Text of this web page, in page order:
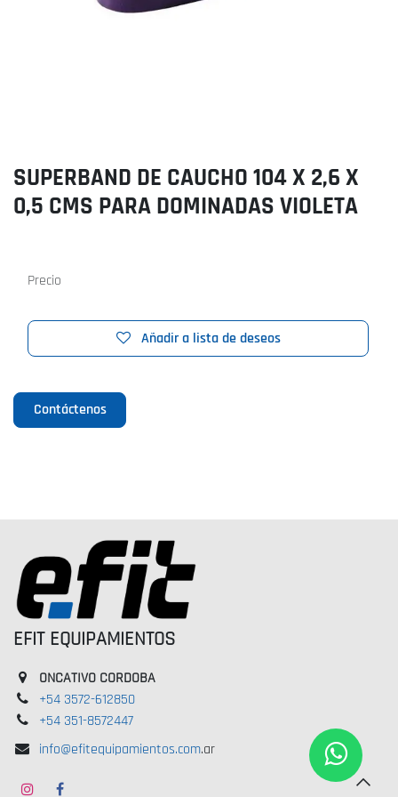
SUPERBAND DE CAUCHO 104 X 2,6 X
0,5 CMS PARA DOMINADAS VIOLETA
Añadir a lista de deseos
Precio
Contáctenos
EFIT EQUIPAMIENTOS
ONCATIVO CORDOBA
+54 3572-612850
+54 351-8572447
info@efitequipamientos.com.ar